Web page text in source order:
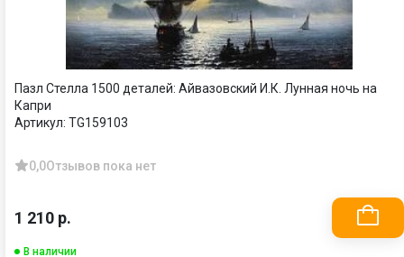
Пазл Стелла 1500 деталей: Айвазовский И.К. Лунная ночь на
Капри
Артикул: TG159103
0,0Отзывов пока нет
1 210 р.
В наличии